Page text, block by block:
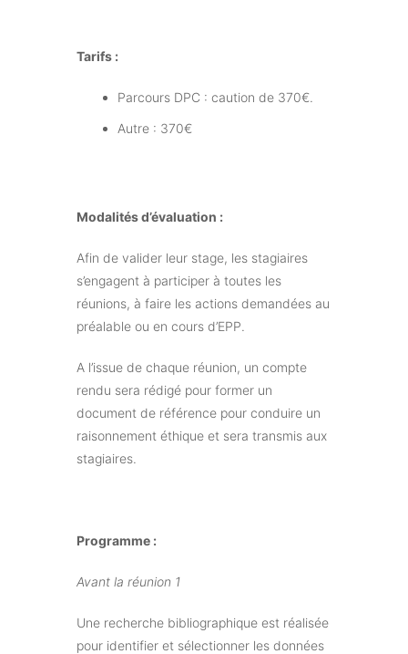
Tarifs :
Parcours DPC : caution de 370€.
Autre : 370€
Modalités d’évaluation :
Afin de valider leur stage, les stagiaires
s’engagent à participer à toutes les
réunions, à faire les actions demandées au
préalable ou en cours d’EPP.
A l’issue de chaque réunion, un compte
rendu sera rédigé pour former un
document de référence pour conduire un
raisonnement éthique et sera transmis aux
stagiaires.
Programme :
Avant la réunion 1
Une recherche bibliographique est réalisée
pour identifier et sélectionner les données